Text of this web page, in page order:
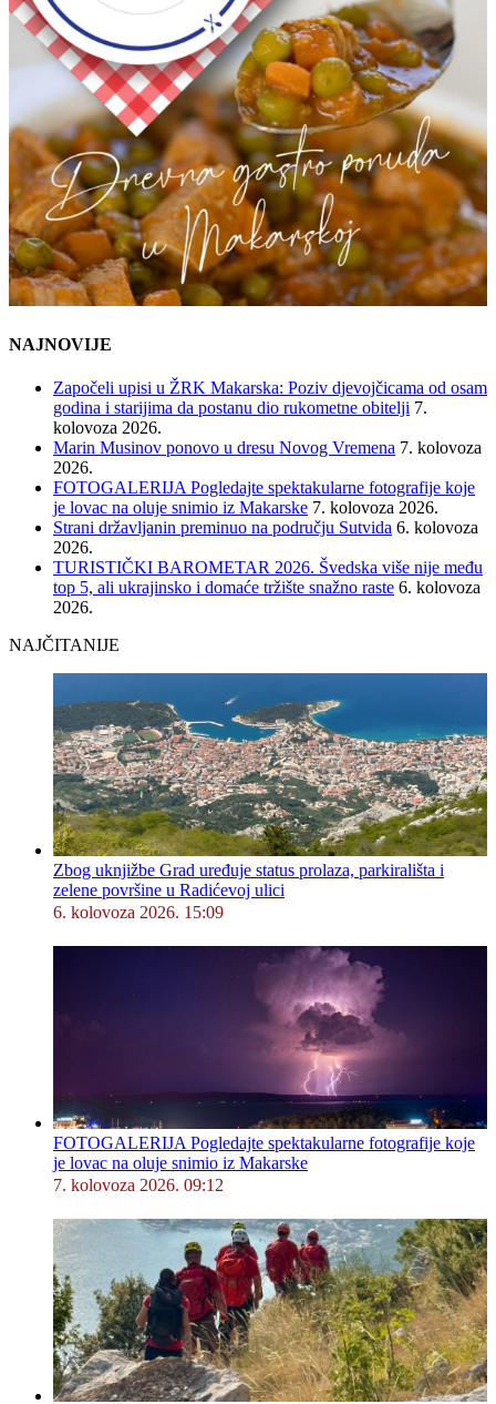
NAJNOVIJE
Započeli upisi u ŽRK Makarska: Poziv djevojčicama od osam
godina i starijima da postanu dio rukometne obitelji 7.
kolovoza 2026.
Marin Musinov ponovo u dresu Novog Vremena 7. kolovoza
2026.
FOTOGALERIJA Pogledajte spektakularne fotografije koje
je lovac na oluje snimio iz Makarske 7. kolovoza 2026.
Strani državljanin preminuo na području Sutvida 6. kolovoza
2026.
TURISTIČKI BAROMETAR 2026. Švedska više nije među
top 5, ali ukrajinsko i domaće tržište snažno raste 6. kolovoza
2026.
NAJČITANIJE
Zbog uknjižbe Grad uređuje status prolaza, parkirališta i
zelene površine u Radićevoj ulici
6. kolovoza 2026. 15:09
FOTOGALERIJA Pogledajte spektakularne fotografije koje
je lovac na oluje snimio iz Makarske
7. kolovoza 2026. 09:12